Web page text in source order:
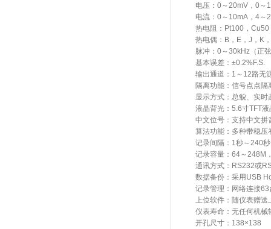
电压： 0～20mV，0～
电流： 0～10mA，4～
热电阻： Pt100，
热电偶： B，E，J，K
脉冲： 0～30kHz（正
基本误差：±0.2%F.S.
输出通道： 1～12路无
隔离功能：信号点点隔
显示方式：总貌、实
液晶背光： 5.6寸TFT
中文位号：支持中文拼
算法功能：多种带稳压
记录间隔： 1秒～240
记录容量： 64～248M
通讯方式： RS232或
数据备份：采用 USB
记录管理：网络连接63
上位软件：随仪表赠送
仪表寿命：无任何机械
开孔尺寸： 138×138